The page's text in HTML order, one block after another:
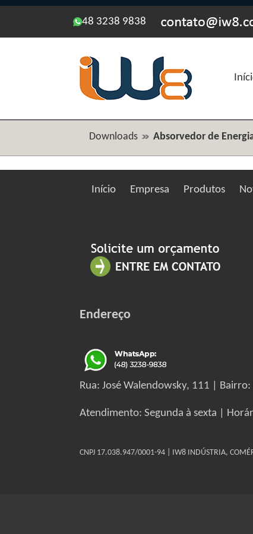
48 3238 9838
Downloads Absorvedor de
Início Empresa Produtos
Endereço
Rua: José Walendowsky, 111 |
Atendimento: Segunda à sexta |
CNPJ 17.038.947/0001-94 | IW8 INDÚSTRIA,